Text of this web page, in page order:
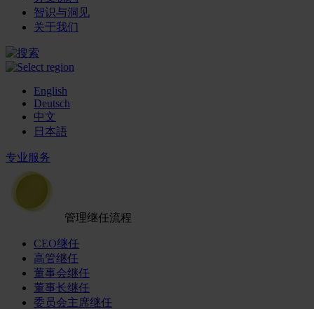
智识与洞见
关于我们
English
Deutsch
中文
日本語
专业服务
管理继任流程
CEO继任
高管继任
董事会继任
董事长继任
委员会主席继任